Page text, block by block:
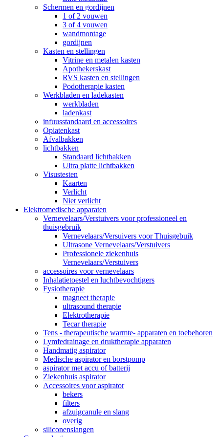
Schermen en gordijnen
1 of 2 vouwen
3 of 4 vouwen
wandmontage
gordijnen
Kasten en stellingen
Vitrine en metalen kasten
Apothekerskast
RVS kasten en stellingen
Podotherapie kasten
Werkbladen en ladekasten
werkbladen
ladenkast
infuusstandaard en accessoires
Opiatenkast
Afvalbakken
lichtbakken
Standaard lichtbakken
Ultra platte lichtbakken
Visustesten
Kaarten
Verlicht
Niet verlicht
Elektromedische apparaten
Vernevelaars/Verstuivers voor professioneel en
thuisgebruik
Vernevelaars/Versuivers voor Thuisgebuik
Ultrasone Vernevelaars/Verstuivers
Professionele ziekenhuis
Vernevelaars/Verstuivers
accessoires voor vernevelaars
Inhalatietoestel en luchtbevochtigers
Fysiotherapie
magneet therapie
ultrasound therapie
Elektrotherapie
Tecar therapie
Tens - therapeutische warmte- apparaten en toebehoren
Lymfedrainage en druktherapie apparaten
Handmatig aspirator
Medische aspirator en borstpomp
aspirator met accu of batterij
Ziekenhuis aspirator
Accessoires voor aspirator
bekers
filters
afzuigcanule en slang
overig
siliconenslangen